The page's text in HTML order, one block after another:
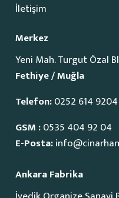
İletişim
Merkez
Yeni Mah. Turgut Özal
Fethiye / Muğla
Telefon:0252 614 9204
GSM :0535 404 92 04
E-Posta:
Ankara Fabrika